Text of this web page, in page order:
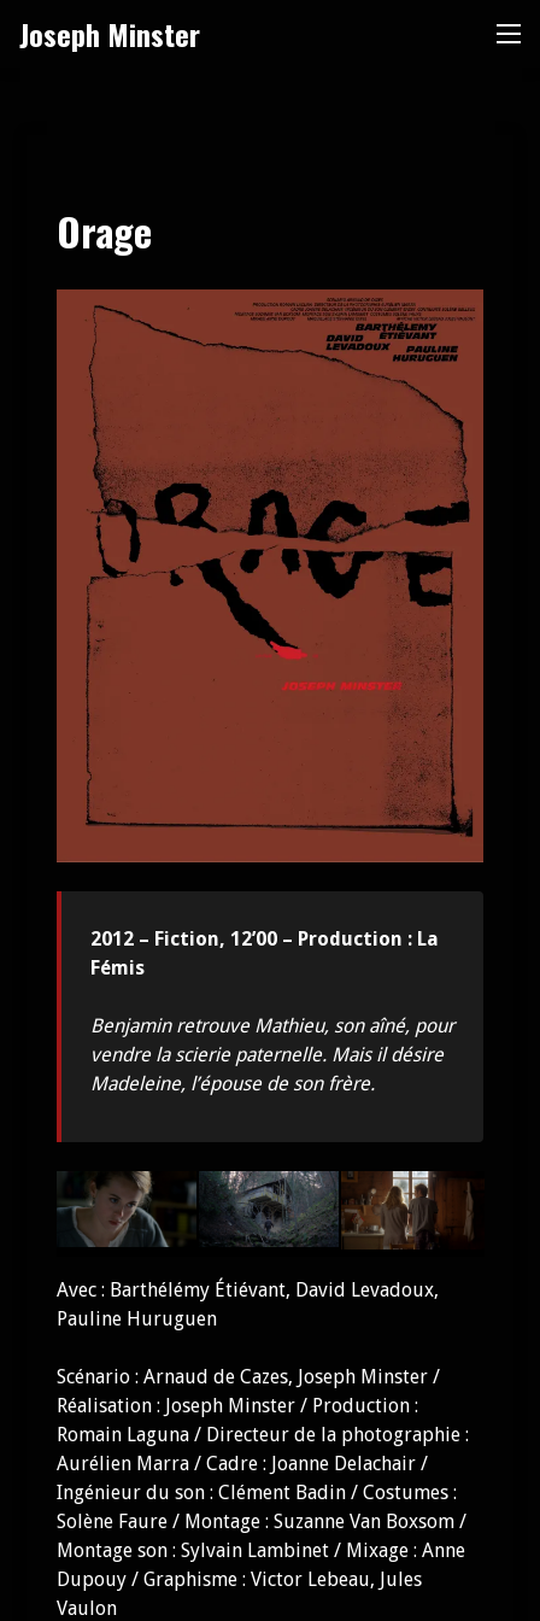
toJoseph Minster
Orage
2012 – Fiction, 12’00 – Production : La
Fémis
Benjamin retrouve Mathieu, son aîné, pour
vendre la scierie paternelle. Mais il désire
Madeleine, l’épouse de son frère.
Avec : Barthélémy Étiévant, David Levadoux,
Pauline Huruguen
Scénario : Arnaud de Cazes, Joseph Minster /
Réalisation : Joseph Minster / Production :
Romain Laguna / Directeur de la photographie :
Aurélien Marra / Cadre : Joanne Delachair /
Ingénieur du son : Clément Badin / Costumes :
Solène Faure / Montage : Suzanne Van Boxsom /
Montage son : Sylvain Lambinet / Mixage : Anne
Dupouy / Graphisme : Victor Lebeau, Jules
Vaulon